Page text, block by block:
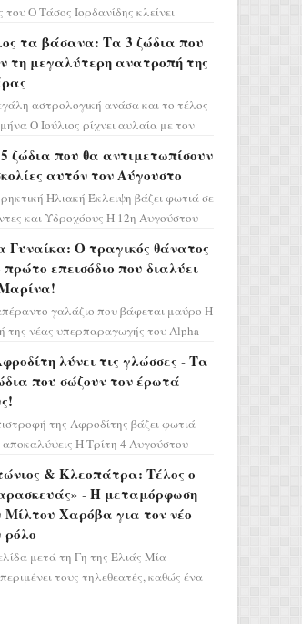
του Ο Τάσος Ιορδανίδης κλείνει
«Μια Νύχτα Μόνο» ...
τα βάσανα: Τα 3 ζώδια που
τη μεγαλύτερη ανατροπή της
αστρολογική ανάσα και το τέλος
Ο Ιούλιος ρίχνει αυλαία με τον
στο ζώδιο τω...
ζώδια που θα αντιμετωπίσουν
αυτόν τον Αύγουστο
Ηλιακή Έκλειψη βάζει φωτιά σε
και Υδροχόους Η 12η Αυγούστου
καθώς η Ηλια...
Γυναίκα: Ο τραγικός θάνατος
πρώτο επεισόδιο που διαλύει
γαλάζιο που βάφεται μαύρο Η
της νέας υπερπαραγωγής του Alpha
από...
λύνει τις γλώσσες - Τα
που σώζουν τον έρωτά
της Αφροδίτης βάζει φωτιά
αποκαλύψεις Η Τρίτη 4 Αυγούστου
καθώς η Αφροδίτη πρ...
& Κλεοπάτρα: Τέλος ο
- Η μεταμόρφωση
Μίλτου Χαρόβα για τον νέο
ρόλο
μετά τη Γη της Ελιάς Μία
τους τηλεθεατές, καθώς ένα